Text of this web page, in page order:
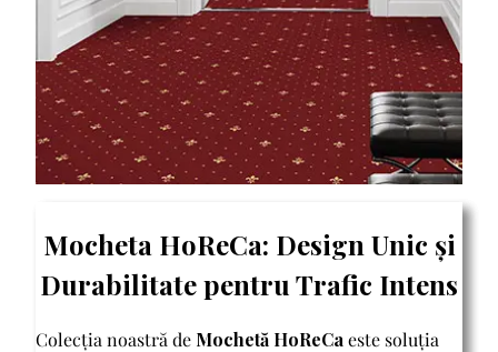
Mocheta HoReCa: Design Unic și
Durabilitate pentru Trafic Intens
Colecția noastră de Mochetă HoReCa este soluția